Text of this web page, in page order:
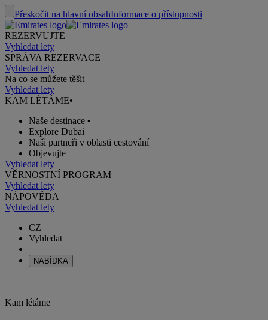
Přeskočit na hlavní obsahInformace o přístupnosti
REZERVUJTE
Vyhledat lety
SPRÁVA REZERVACE
Vyhledat lety
Na co se můžete těšit
Vyhledat lety
KAM LÉTÁME•
Naše destinace •
Explore Dubai
Naši partneři v oblasti cestování
Objevujte
Vyhledat lety
VĚRNOSTNÍ PROGRAM
Vyhledat lety
NÁPOVĚDA
Vyhledat lety
CZ
Vyhledat
NABÍDKA
Kam létáme